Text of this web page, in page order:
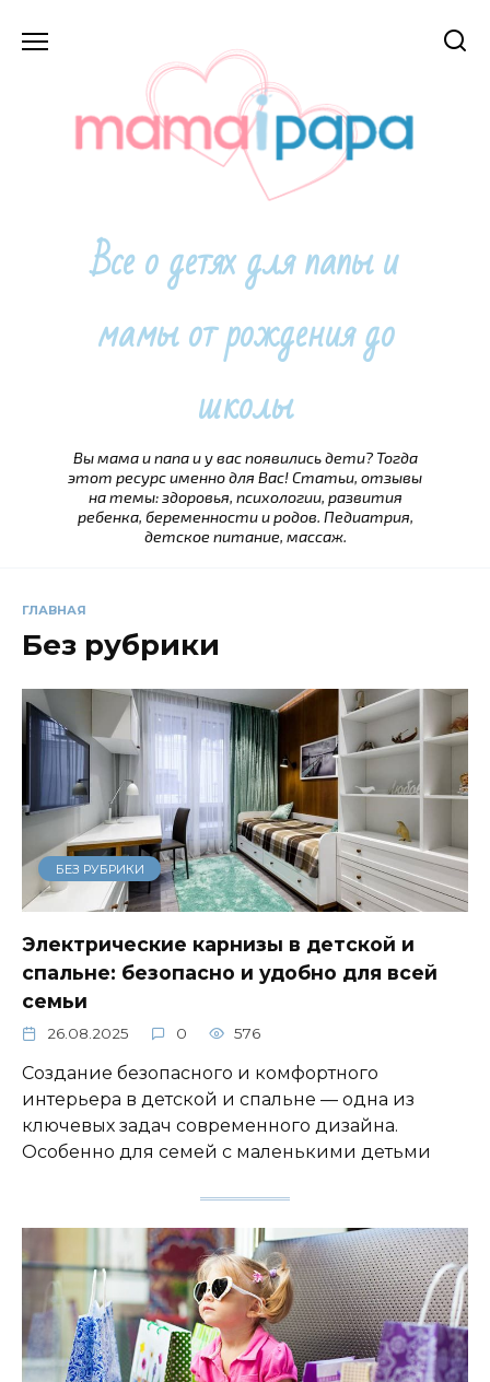
Все о детях для папы и
мамы от рождения до
школы
Вы мама и папа и у вас появились дети? Тогда
этот ресурс именно для Вас! Статьи, отзывы
на темы: здоровья, психологии, развития
ребенка, беременности и родов. Педиатрия,
детское питание, массаж.
ГЛАВНАЯ
Без рубрики
БЕЗ РУБРИКИ
Электрические карнизы в детской и
спальне: безопасно и удобно для всей
семьи
26.08.2025 0 576
Создание безопасного и комфортного
интерьера в детской и спальне — одна из
ключевых задач современного дизайна.
Особенно для семей с маленькими детьми